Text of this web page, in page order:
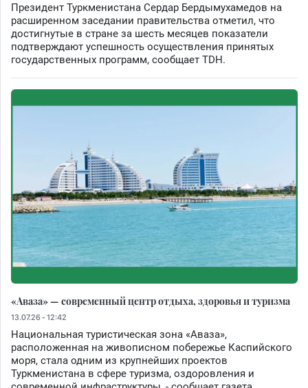
Президент Туркменистана Сердар Бердымухамедов на
расширенном заседании правительства отметил, что
достигнутые в стране за шесть месяцев показатели
подтверждают успешность осуществления принятых
государственных программ, сообщает TDH.
«Аваза» — современный центр отдыха, здоровья и туризма
13.07.26 - 12:42
Национальная туристическая зона «Аваза»,
расположенная на живописном побережье Каспийского
моря, стала одним из крупнейших проектов
Туркменистана в сфере туризма, оздоровления и